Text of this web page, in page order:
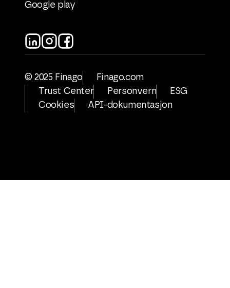
Google play
© 2025 Finago
Finago.com
Trust Center
Personvern
ESG
Cookies
API-dokumentasjon